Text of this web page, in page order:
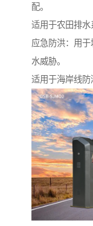
配。
适用于农田排水
应急防洪：用
水威胁。
适用于海岸线防